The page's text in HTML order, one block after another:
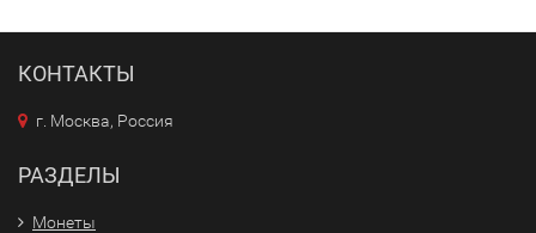
КОНТАКТЫ
г. Москва, Россия
РАЗДЕЛЫ
Монеты